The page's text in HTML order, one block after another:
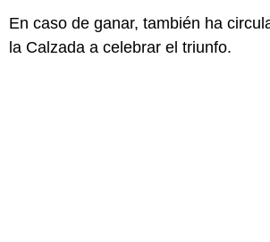
En caso de ganar, también ha
la Calzada a celebrar el triunfo.